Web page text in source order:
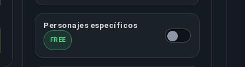
Puedes determinar qué personajes jugará tu
Personajes específicos
FREE